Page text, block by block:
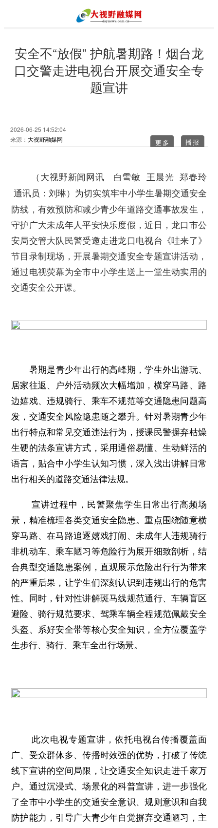
安全不“放假” 护航暑期路！烟台龙
口交警走进电视台开展交通安全专
题宣讲
2026-06-25 14:52:04
来源： 大视野融媒网 更多
（大视野新闻网讯 白雪敏 王晨光 郑春玲
通讯员：刘琳） 为切实筑牢中小学生暑期交通安全
防线，有效预防和减少青少年道路交通事故发生，
守护广大未成年人平安快乐度假，近日，龙口市公
安局交管大队民警受邀走进龙口电视台《哇来了》
节目录制现场，开展暑期交通安全专题宣讲活动，
通过电视荧幕为全市中小学生送上一堂生动实用的
交通安全公开课。
暑期是青少年出行的高峰期，学生外出游玩、
居家往返、户外活动频次大幅增加，横穿马路、路
边嬉戏、违规骑行、乘车不规范等交通隐患问题高
发，交通安全风险隐患随之攀升。针对暑期青少年
出行特点和常见交通违法行为，授课民警摒弃枯燥
生硬的法条宣讲方式，采用通俗易懂、生动鲜活的
语言，贴合中小学生认知习惯，深入浅出讲解日常
出行相关的道路交通法律法规。
宣讲过程中，民警聚焦学生日常出行高频场
景，精准梳理各类交通安全隐患。重点围绕随意横
穿马路、在马路追逐嬉戏打闹、未成年人违规骑行
非机动车、乘车陋习等危险行为展开细致剖析，结
合典型交通隐患案例，直观展示危险出行行为带来
的严重后果，让学生们深刻认识到违规出行的危害
性。同时，针对性讲解斑马线规范通行、车辆盲区
避险、骑行规范要求、驾乘车辆全程规范佩戴安全
头盔、系好安全带等核心安全知识，全方位覆盖学
生步行、骑行、乘车全出行场景。
此次电视专题宣讲，依托电视台传播覆盖面
广、受众群体多、传播时效强的优势，打破了传统
线下宣讲的空间局限，让交通安全知识走进千家万
户。通过沉浸式、场景化的科普宣讲，进一步强化
了全市中小学生的交通安全意识、规则意识和自我
防护能力，引导广大青少年自觉摒弃交通陋习，主